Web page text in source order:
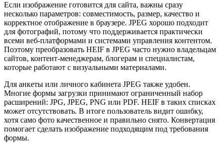
Если изображение готовится для сайта, важны сразу
несколько параметров: совместимость, размер, качество и
корректное отображение в браузере. JPEG хорошо подходит
для фотографий, потому что поддерживается практически
всеми веб-платформами и системами управления контентом.
Поэтому преобразовать HEIF в JPEG часто нужно владельцам
сайтов, контент-менеджерам, блогерам и специалистам,
которые работают с визуальными материалами.
Для анкеты или личного кабинета JPEG также удобен.
Многие формы загрузки принимают ограниченный набор
расширений: JPG, JPEG, PNG или PDF. HEIF в таких списках
может отсутствовать. В итоге пользователь видит ошибку,
хотя само фото качественное и правильно снято. Конвертация
помогает сделать изображение подходящим под требования
формы.